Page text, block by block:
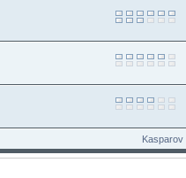
Kasparov